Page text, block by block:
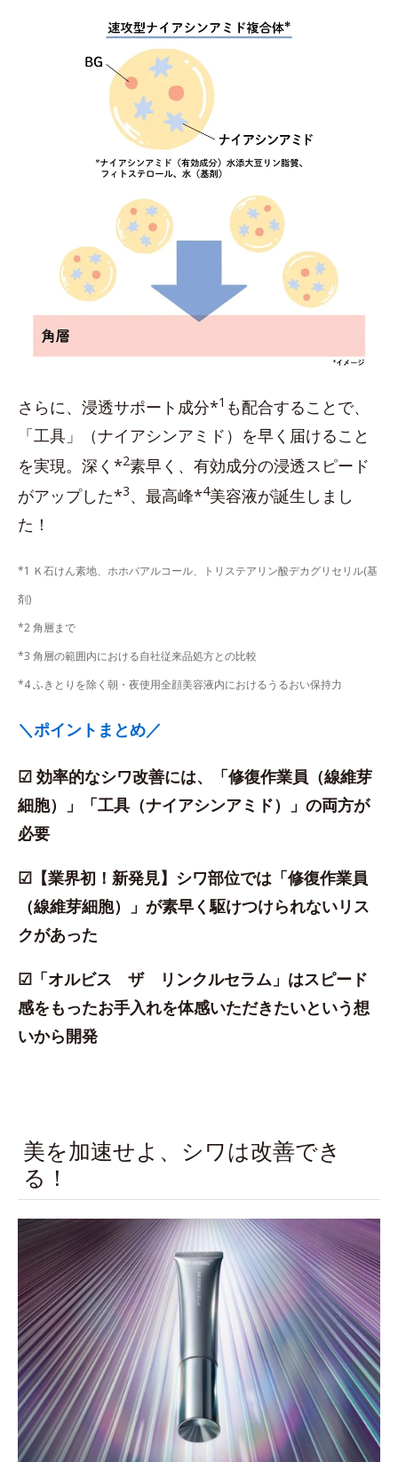
さらに、浸透サポート成分*1 も配合することで、
「工具」（ナイアシンアミド）を早く届けること
を実現。深く*2素早く、有効成分の浸透スピード
がアップした*3、最高峰*4美容液が誕生しまし
た！
*1 Ｋ石けん素地、ホホバアルコール、トリステアリン酸デカグリセリル(基
剤)
*2 角層まで
*3 角層の範囲内における自社従来品処方との比較
*4 ふきとりを除く朝・夜使用全顔美容液内におけるうるおい保持力
＼ポイントまとめ／
☑ 効率的なシワ改善には、「修復作業員（線維芽
細胞）」「工具（ナイアシンアミド）」の両方が
必要
☑【業界初！新発見】シワ部位では「修復作業員
（線維芽細胞）」が素早く駆けつけられないリス
クがあった
☑「オルビス ザ リンクルセラム」はスピード
感をもったお手入れを体感いただきたいという想
いから開発
美を加速せよ、シワは改善でき
る！